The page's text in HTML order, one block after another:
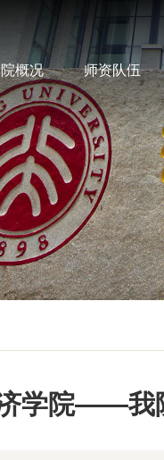
概况 师资队伍
学院——我